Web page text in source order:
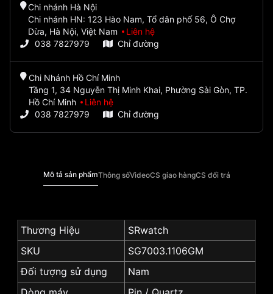
Chi nhánh Hà Nội
Chi nhánh HN: 123 Hào Nam, Tổ dân phố 56, Ô Chợ
Dừa, Hà Nội, Việt Nam
Liên hệ
038 7827979
Chỉ đường
Chi Nhánh Hồ Chí Minh
Tầng 1, 34 Nguyễn Thị Minh Khai, Phường Sài Gòn, TP.
Hồ Chí Minh
Liên hệ
038 7827979
Chỉ đường
Mô tả sản phẩmThông sốVideoCS giao hàngCS đổi trả
Thương Hiệu
SRwatch
SKU
SG7003.1106GM
Đối tượng sử dụng
Nam